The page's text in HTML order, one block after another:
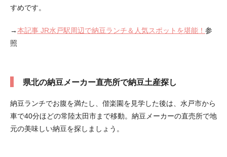
すめです。
→本記事 JR水戸駅周辺で納豆ランチ＆人気スポットを堪能！ 参
照
県北の納豆メーカー直売所で納豆土産探し
納豆ランチでお腹を満たし、偕楽園を見学した後は、水戸市から
車で40分ほどの常陸太田市まで移動。納豆メーカーの直売所で地
元の美味しい納豆を探しましょう。